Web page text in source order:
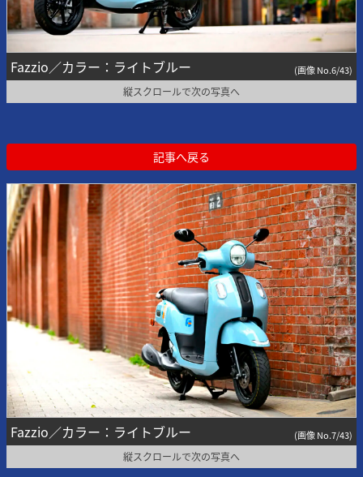
Fazzio／カラー：ライトブルー (画像 No.6/43)
縦スクロールで次の写真へ
記事へ戻る
Fazzio／カラー：ライトブルー (画像 No.7/43)
縦スクロールで次の写真へ